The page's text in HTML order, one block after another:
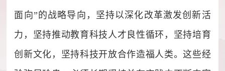
面向”的战略导向，坚持以深化改革激发创新活
力，坚持推动教育科技人才良性循环，坚持培育
创新文化，坚持科技开放合作造福人类。这些经